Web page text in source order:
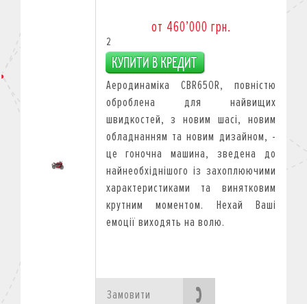
от 460’000 грн.
2
Аеродинаміка CBR650R, повністю
оброблена для найвищих
швидкостей, з новим шасі, новим
обладнанням та новим дизайном, -
це гоночна машина, зведена до
найнеобхіднішого із захоплюючими
характеристиками та винятковим
крутним моментом. Нехай Ваші
емоції виходять на волю.
Замовити